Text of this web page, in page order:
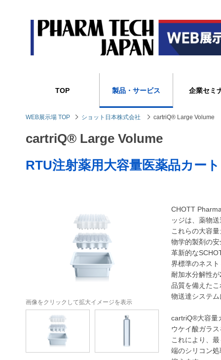
TOP 製品・サービス 企業セミ
WEB展示場 TOP ショット日本株式会社 cartriQ® Large Volume
cartriQ® Large Volume
RTU注射薬用大容量医薬品カー
画像をクリックして拡大イメージを表示
CHOTT
ッジは、薬物
これらの大容
物学的製剤の
革新的な
界標準のネス
耐加水分解性
品質を備えた
物送達システ
cartriQ®大容量
ウケイ酸ガラ
これにより、
端のシリコン